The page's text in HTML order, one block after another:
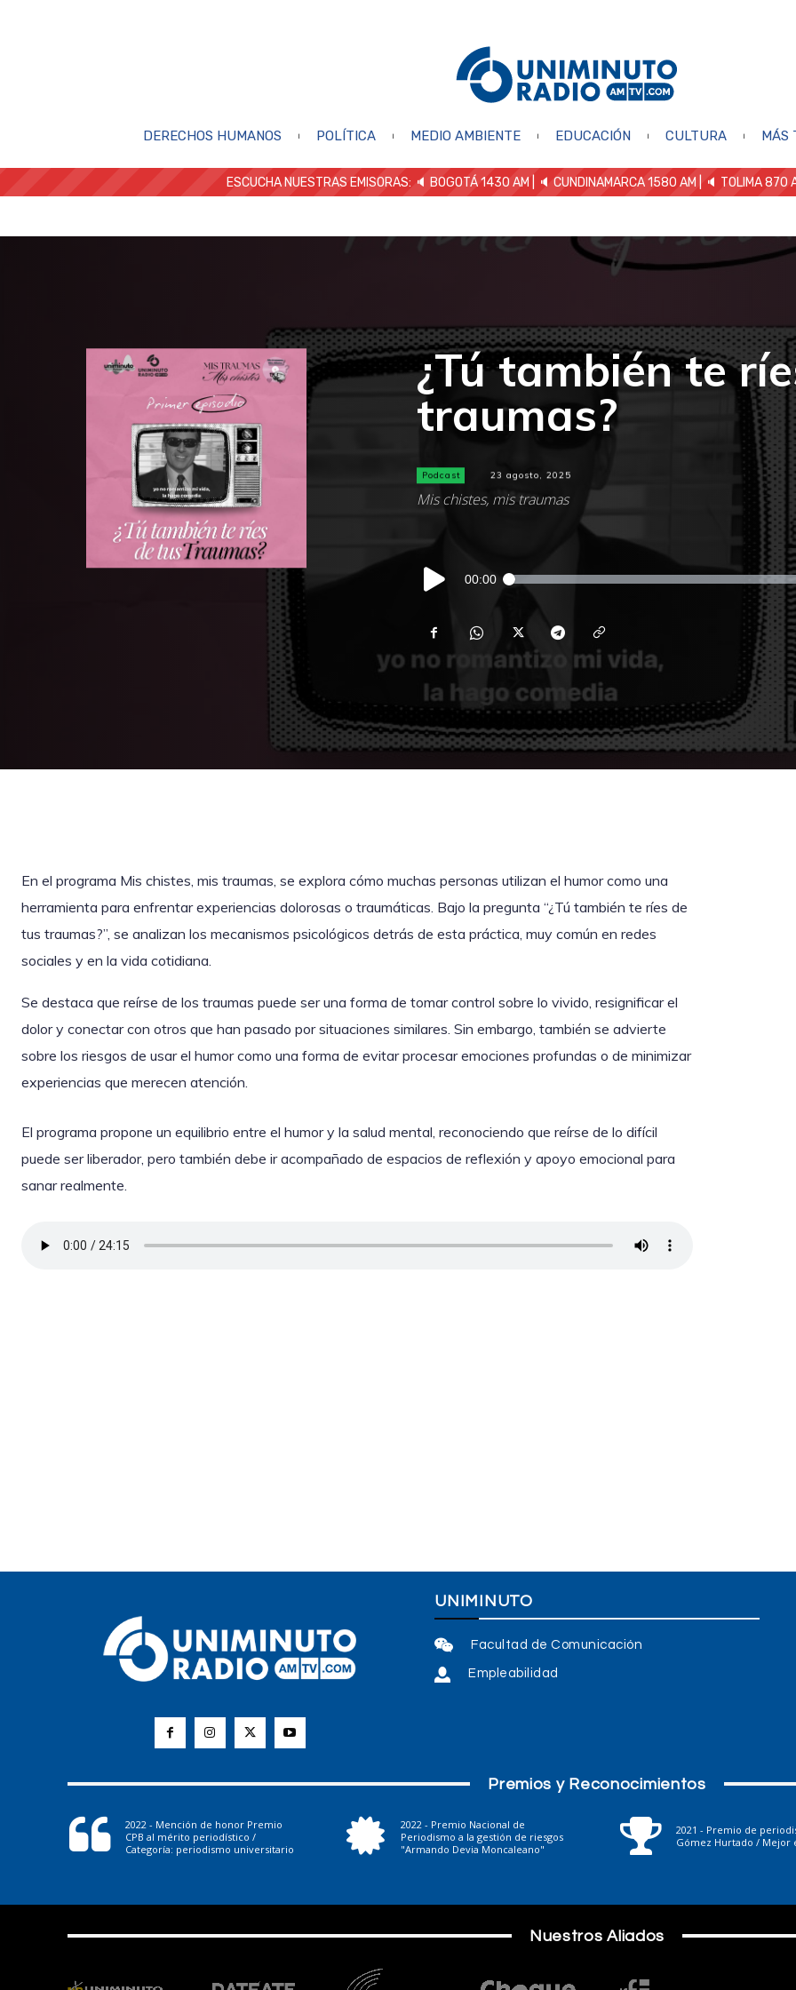
DERECHOS HUMANOS POLÍTICA MEDIO AMBIENTE EDUCACIÓN CULTURA MÁS
ESCUCHA NUESTRAS EMISORAS: 🔈 BOGOTÁ 1430 AM | 🔈 CUNDINAMARCA 1580 AM | 🔈 TOLIMA 870
¿Tú también te
traumas?
Podcast 23 agosto, 2025
Mis chistes, mis traumas
Reproductor
de
00:00
En el programa Mis chistes, mis traumas, se explora cómo muchas personas utilizan el humor como una
herramienta para enfrentar experiencias dolorosas o traumáticas. Bajo la pregunta “¿Tú también te ríes de
tus traumas?”, se analizan los mecanismos psicológicos detrás de esta práctica, muy común en redes
sociales y en la vida cotidiana.
Se destaca que reírse de los traumas puede ser una forma de tomar control sobre lo vivido, resignificar el
dolor y conectar con otros que han pasado por situaciones similares. Sin embargo, también se advierte
sobre los riesgos de usar el humor como una forma de evitar procesar emociones profundas o de minimizar
experiencias que merecen atención.
El programa propone un equilibrio entre el humor y la salud mental, reconociendo que reírse de lo difícil
puede ser liberador, pero también debe ir acompañado de espacios de reflexión y apoyo emocional para
sanar realmente.
UNIMINUTO
Facultad de Comunicación
Empleabilidad
Premios y Reconocimientos
2022 - Mención de honor Premio
CPB al mérito periodístico /
Categoría: periodismo universitario
2022 - Premio Nacional de
Periodismo a la gestión de riesgos
"Armando Devia Moncaleano"
2021 - Premio de
Gómez Hurtado / Mejor
Nuestros Aliados